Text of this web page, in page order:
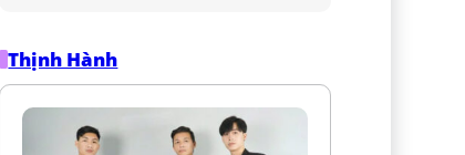
Thịnh Hành